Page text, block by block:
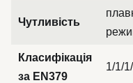
Чутливість
Класифікація
за EN379
1/1/